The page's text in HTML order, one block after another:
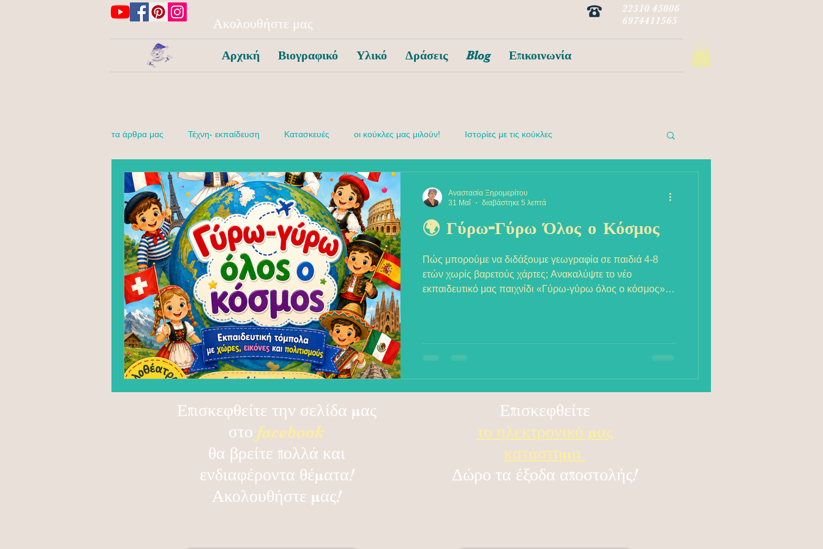
Ακολουθήστε μας
22310 45006
6974411565
Αρχική Βιογραφικό Υλικό Δράσεις Blog Επικοινωνία
τα άρθρα μας Τέχνη- εκπαίδευση Κατασκευές οι κούκλες μας μιλούν! Ιστορίες με τις κούκλες
Δραστηριότητες για κάθε μέρα! συναισθηματική αγωγή
🌍 Γύρω-Γύρω Όλος ο Κόσμος
Πώς μπορούμε να διδάξουμε γεωγραφία σε παιδιά 4-8
ετών χωρίς βαρετούς χάρτες; Ανακαλύψτε το νέο
εκπαιδευτικό μας παιχνίδι «Γύρω-γύρω όλος ο κόσμος»!
Αναστασία Ξηρομερίτου
31 Μαΐ
διαβάστηκε 5 λεπτά
Επισκεφθείτε την σελίδα μας
στο facebook
θα βρείτε πολλά και
ενδιαφέροντα θέματα!
Ακολουθήστε μας!
Επισκεφθείτε
το ηλεκτρονικό μας
κατάστημα
Δώρο τα έξοδα αποστολής!